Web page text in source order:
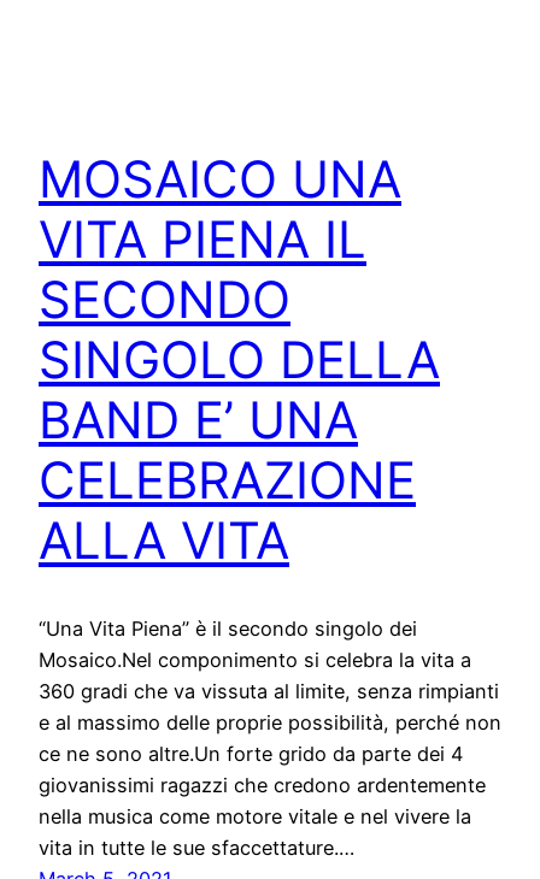
MOSAICO UNA
VITA PIENA IL
SECONDO
SINGOLO DELLA
BAND E’ UNA
CELEBRAZIONE
ALLA VITA
“Una Vita Piena” è il secondo singolo dei
Mosaico.Nel componimento si celebra la vita a
360 gradi che va vissuta al limite, senza rimpianti
e al massimo delle proprie possibilità, perché non
ce ne sono altre.Un forte grido da parte dei 4
giovanissimi ragazzi che credono ardentemente
nella musica come motore vitale e nel vivere la
vita in tutte le sue sfaccettature.…